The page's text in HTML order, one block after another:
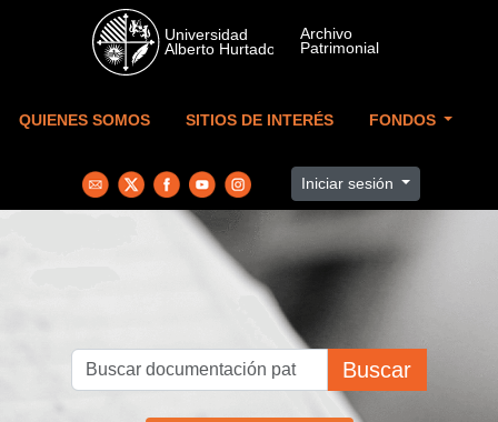
Skip to main content
QUIENES SOMOS SITIOS DE INTERÉS FONDOS
Iniciar sesión
Buscar